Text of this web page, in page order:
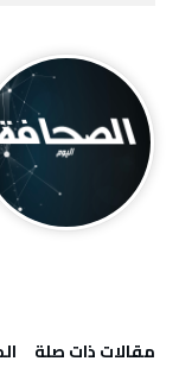
‫مقالات ذات صلة‬